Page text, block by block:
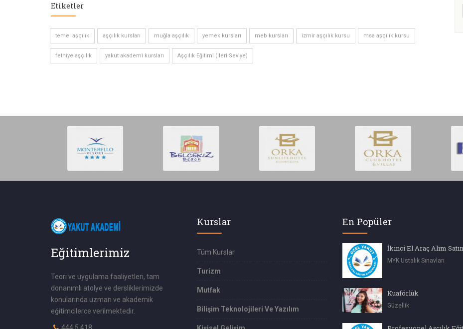
Etiketler
temel aşçılık aşçılık kursları muğla aşçılık yemek kursları meb kursları izmir aşçılık kursu msa aşçılık kursu
fethiye aşçılık yakut akademi kursları Aşçılık Eğitimi (İleri Seviye)
Eğitimlerimiz
Teori ve uygulama faaliyetleri, tam
donanımlı atolye ve dersliklerimizde
konularında uzman ve akademik
eğitimcilerce verilmektedir.
444 5 418
Kurslar
Tüm Kurslar
Turizm
Mutfak
Bilişim Teknolojileri Ve Yazılım
En Popüler
MYK Ustalık Sınavları
Kuaförlük
Güzellik